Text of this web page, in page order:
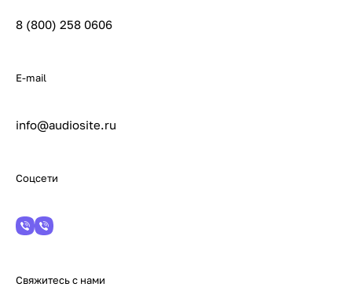
8 (800) 258 0606
E-mail
info@audiosite.ru
Соцсети
Свяжитесь с нами